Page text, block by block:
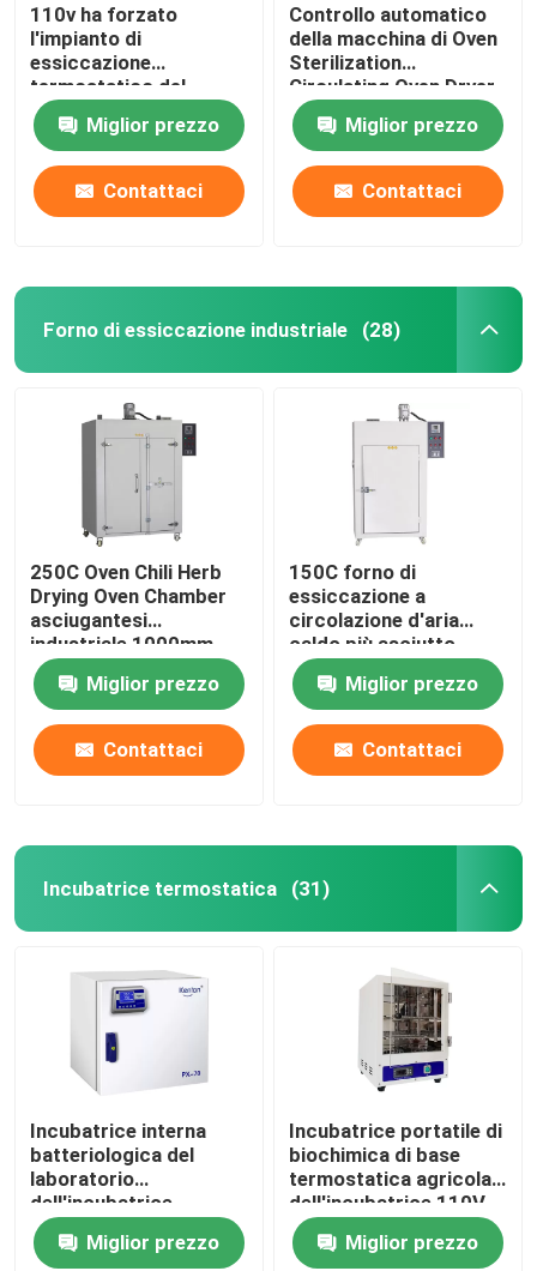
Chi siamo
Fatory Tour
Controllo di qualità
Contattaci
110v ha forzato
l'impianto di
essiccazione
termostatico del
laboratorio del forno
60Hz dell'essicazione
per convezione
Miglior prezzo
Contattaci
Controllo automatico
della macchina di Oven
Sterilization
Circulating Oven Dryer
dell'aria calda di DHG
Miglior prezzo
Contattaci
Forno di essiccazione industriale (28)
250C Oven Chili Herb
Drying Oven Chamber
asciugantesi
industriale 1000mm
Miglior prezzo
Contattaci
150C forno di
essiccazione a
circolazione d'aria
caldo più asciutto
industriale
commerciale del forno
5kw
Miglior prezzo
Contattaci
Incubatrice termostatica (31)
Incubatrice interna
batteriologica del
laboratorio
dell'incubatrice
SUS304 di alta
precisioneMiglior prezzo
Incubatrice portatile di
biochimica di base
termostatica agricola
dell'incubatrice 110V
220V
Miglior prezzo